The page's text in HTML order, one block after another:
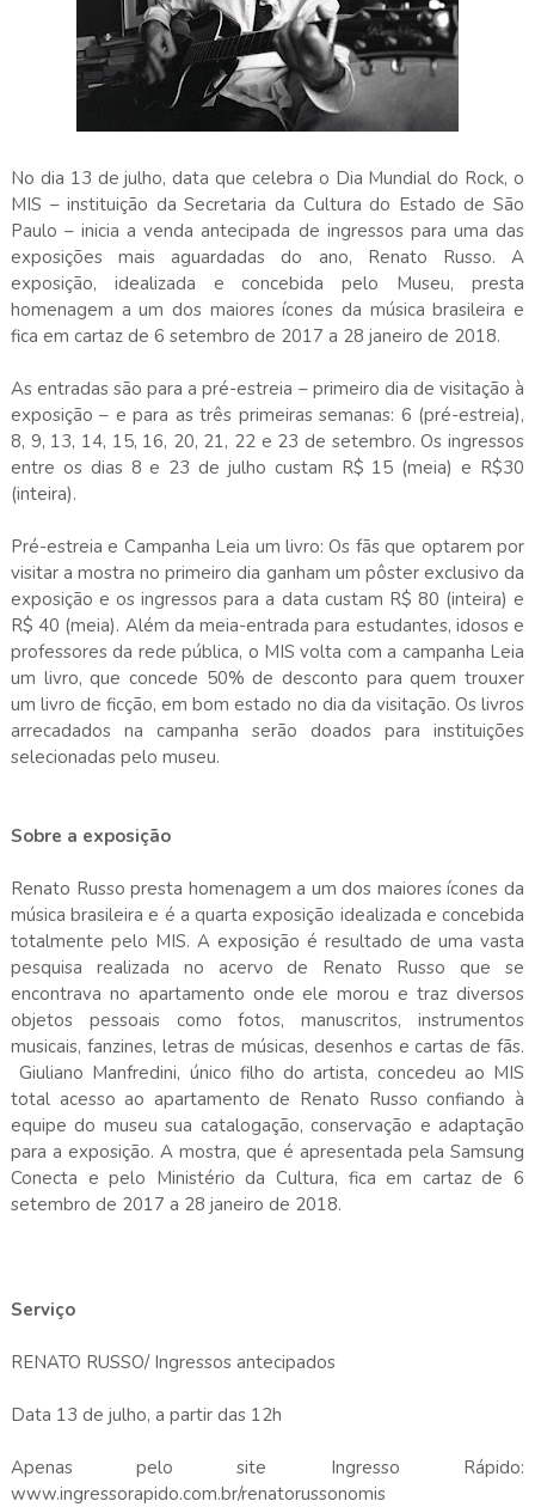
No dia 13 de julho, data que celebra o Dia Mundial do Rock, o
MIS – instituição da Secretaria da Cultura do Estado de São
Paulo – inicia a venda antecipada de ingressos para uma das
exposições mais aguardadas do ano, Renato Russo. A
exposição, idealizada e concebida pelo Museu, presta
homenagem a um dos maiores ícones da música brasileira e
fica em cartaz de 6 setembro de 2017 a 28 janeiro de 2018.
As entradas são para a pré-estreia – primeiro dia de visitação à
exposição – e para as três primeiras semanas: 6 (pré-estreia),
8, 9, 13, 14, 15, 16, 20, 21, 22 e 23 de setembro. Os ingressos
entre os dias 8 e 23 de julho custam R$ 15 (meia) e R$30
(inteira).
Pré-estreia e Campanha Leia um livro: Os fãs que optarem por
visitar a mostra no primeiro dia ganham um pôster exclusivo da
exposição e os ingressos para a data custam R$ 80 (inteira) e
R$ 40 (meia). Além da meia-entrada para estudantes, idosos e
professores da rede pública, o MIS volta com a campanha Leia
um livro, que concede 50% de desconto para quem trouxer
um livro de ficção, em bom estado no dia da visitação. Os livros
arrecadados na campanha serão doados para instituições
selecionadas pelo museu.
Sobre a exposição
Renato Russo presta homenagem a um dos maiores ícones da
música brasileira e é a quarta exposição idealizada e concebida
totalmente pelo MIS. A exposição é resultado de uma vasta
pesquisa realizada no acervo de Renato Russo que se
encontrava no apartamento onde ele morou e traz diversos
objetos pessoais como fotos, manuscritos, instrumentos
musicais, fanzines, letras de músicas, desenhos e cartas de fãs.
Giuliano Manfredini, único filho do artista, concedeu ao MIS
total acesso ao apartamento de Renato Russo confiando à
equipe do museu sua catalogação, conservação e adaptação
para a exposição. A mostra, que é apresentada pela Samsung
Conecta e pelo Ministério da Cultura, fica em cartaz de 6
setembro de 2017 a 28 janeiro de 2018.
Serviço
RENATO RUSSO/ Ingressos antecipados
Data 13 de julho, a partir das 12h
Apenas pelo site Ingresso Rápido:
www.ingressorapido.com.br/renatorussonomis